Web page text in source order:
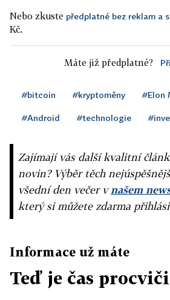
Nebo zkuste předplatné bez reklam a
Kč.
Máte již předplatné?
#bitcoin #kryptoměny #Elon
#Android #technologie
Zajímají vás další kvalitní
novin? Výběr těch
všední den večer vnašem
který si můžete zdarma
Informace už máte
Teď je čas